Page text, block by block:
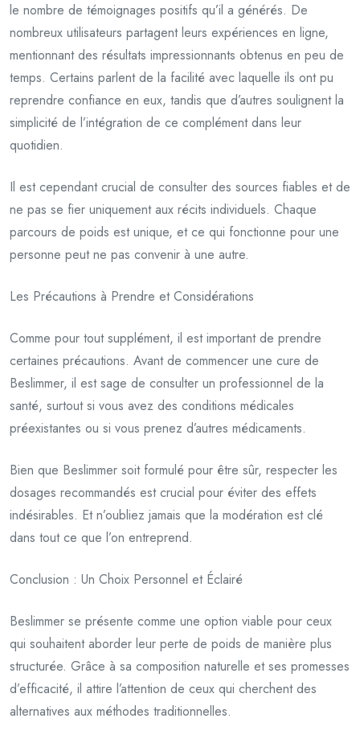
le nombre de témoignages positifs qu’il a générés. De
nombreux utilisateurs partagent leurs expériences en ligne,
mentionnant des résultats impressionnants obtenus en peu de
temps. Certains parlent de la facilité avec laquelle ils ont pu
reprendre confiance en eux, tandis que d’autres soulignent la
simplicité de l’intégration de ce complément dans leur
quotidien.
Il est cependant crucial de consulter des sources fiables et de
ne pas se fier uniquement aux récits individuels. Chaque
parcours de poids est unique, et ce qui fonctionne pour une
personne peut ne pas convenir à une autre.
Les Précautions à Prendre et Considérations
Comme pour tout supplément, il est important de prendre
certaines précautions. Avant de commencer une cure de
Beslimmer, il est sage de consulter un professionnel de la
santé, surtout si vous avez des conditions médicales
préexistantes ou si vous prenez d’autres médicaments.
Bien que Beslimmer soit formulé pour être sûr, respecter les
dosages recommandés est crucial pour éviter des effets
indésirables. Et n’oubliez jamais que la modération est clé
dans tout ce que l’on entreprend.
Conclusion : Un Choix Personnel et Éclairé
Beslimmer se présente comme une option viable pour ceux
qui souhaitent aborder leur perte de poids de manière plus
structurée. Grâce à sa composition naturelle et ses promesses
d’efficacité, il attire l’attention de ceux qui cherchent des
alternatives aux méthodes traditionnelles.